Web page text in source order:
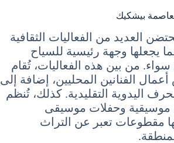
بيشكيك
العديد من الفعاليات الثقافية
يجعلها وجهة رئيسية للسياح
من بين هذه الفعاليات، تُقام
الفنانين المحليين، إضافة إلى
اليدوية التقليدية. كذلك، تُنظم
وحفلات موسيقى
مقطوعات تعبر عن التراث